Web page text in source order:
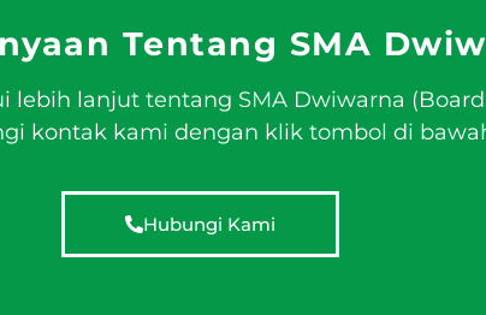
Tentang SMA
lebih lanjut tentang SMA Dwiwarna
kontak kami dengan klik tombol di
Hubungi Kami